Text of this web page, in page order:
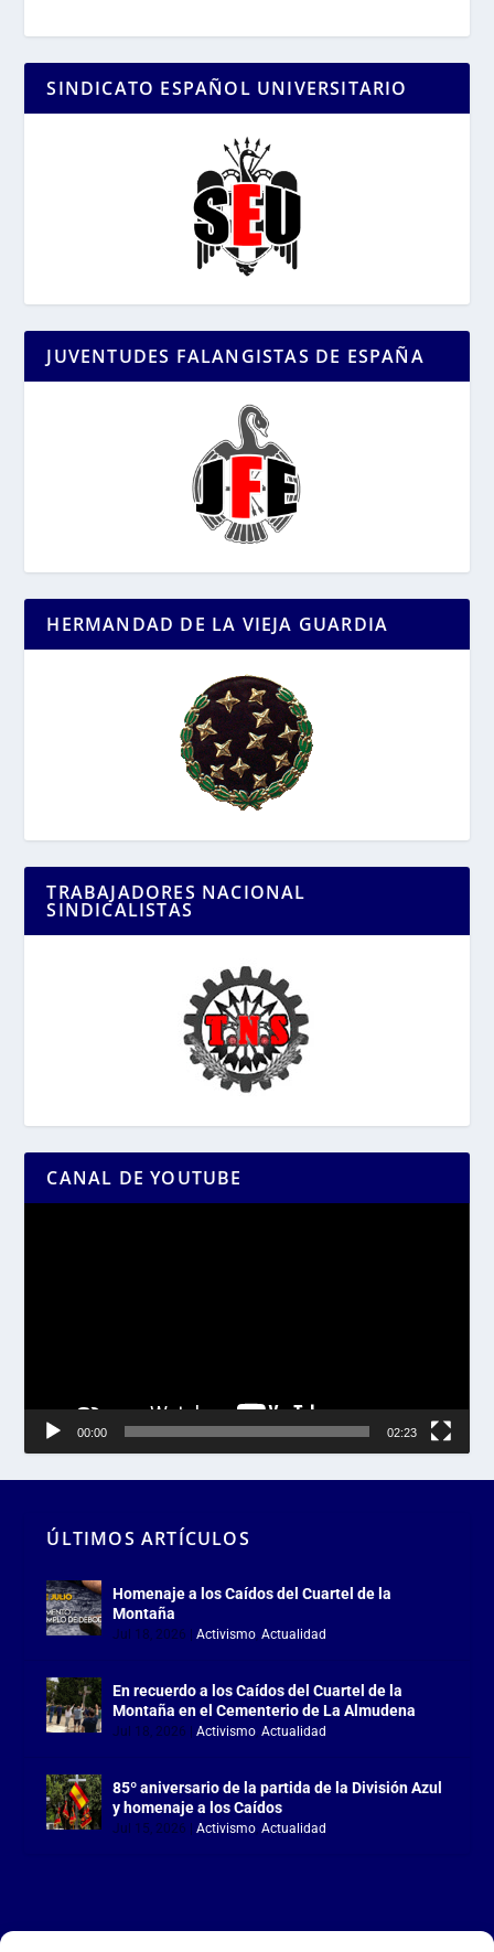
SINDICATO ESPAÑOL UNIVERSITARIO
JUVENTUDES FALANGISTAS DE ESPAÑA
HERMANDAD DE LA VIEJA GUARDIA
TRABAJADORES NACIONAL
SINDICALISTAS
CANAL DE YOUTUBE
00:00 02:23
ÚLTIMOS ARTÍCULOS
Homenaje a los Caídos del Cuartel de la
Montaña
Jul 18, 2026 |Activismo,Actualidad
En recuerdo a los Caídos del Cuartel de la
Montaña en el Cementerio de La Almudena
Jul 18, 2026 |Activismo,Actualidad
85º aniversario de la partida de la División Azul
y homenaje a los Caídos
Jul 15, 2026 |Activismo,Actualidad